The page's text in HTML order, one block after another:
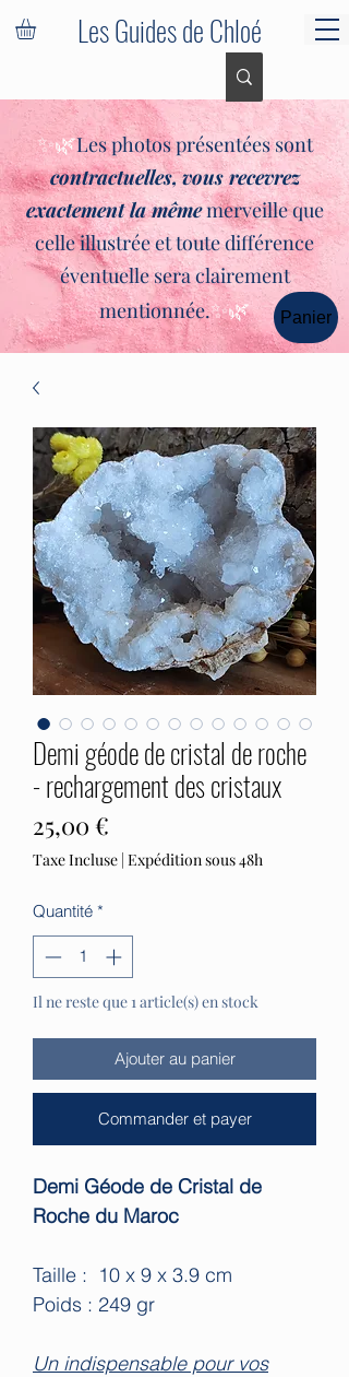
Les Guides de Chloé
✨🌿Les photos présentées sont
contractuelles,vous recevrez
exactement la mêmemerveille que
celle illustrée et toute différence
éventuelle sera clairement
mentionnée.✨🌿 Panier
Demi géode de cristal de roche
- rechargement des cristaux
25,00 €
Taxe Incluse | Expédition sous 48h
Quantité *
Il ne reste que 1 article(s) en stock
Ajouter au panier
Commander et payer
Demi Géode de Cristal de
Roche du Maroc
Taille : 10 x 9 x 3.9 cm
Poids : 249 gr
Un indispensable pour vos